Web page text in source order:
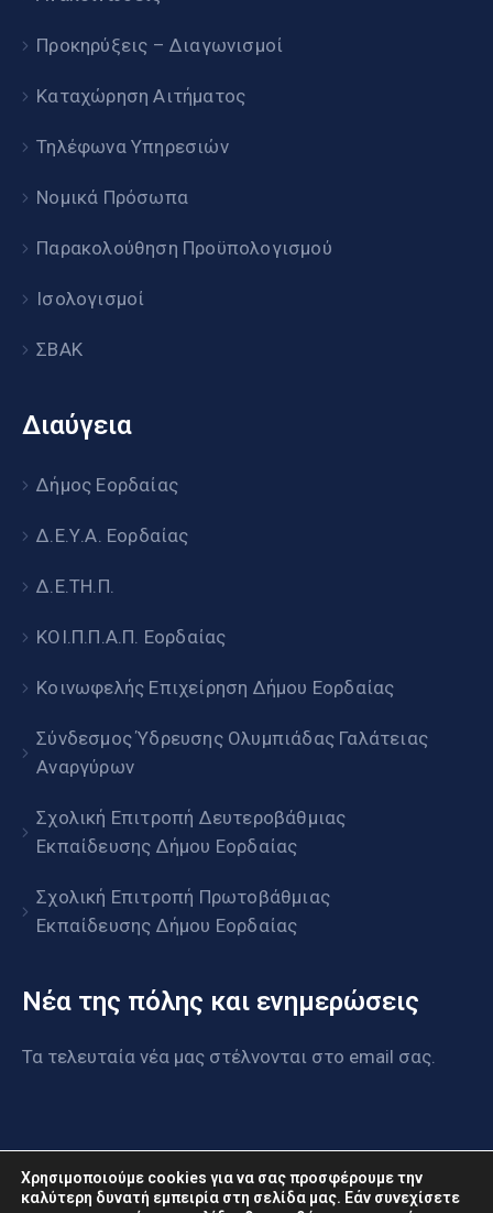
Προκηρύξεις – Διαγωνισμοί
Καταχώρηση Αιτήματος
Τηλέφωνα Υπηρεσιών
Νομικά Πρόσωπα
Παρακολούθηση Προϋπολογισμού
Ισολογισμοί
ΣΒΑΚ
Διαύγεια
Δήμος Εορδαίας
Δ.Ε.Υ.Α. Εορδαίας
Δ.Ε.ΤΗ.Π.
ΚΟΙ.Π.Π.Α.Π. Εορδαίας
Κοινωφελής Επιχείρηση Δήμου Εορδαίας
Σύνδεσμος Ύδρευσης Ολυμπιάδας Γαλάτειας
Αναργύρων
Σχολική Επιτροπή Δευτεροβάθμιας
Εκπαίδευσης Δήμου Εορδαίας
Σχολική Επιτροπή Πρωτοβάθμιας
Εκπαίδευσης Δήμου Εορδαίας
Νέα της πόλης και ενημερώσεις
Τα τελευταία νέα μας στέλνονται στο email σας.
Χρησιμοποιούμε cookies για να σας προσφέρουμε την
καλύτερη δυνατή εμπειρία στη σελίδα μας. Εάν συνεχίσετε